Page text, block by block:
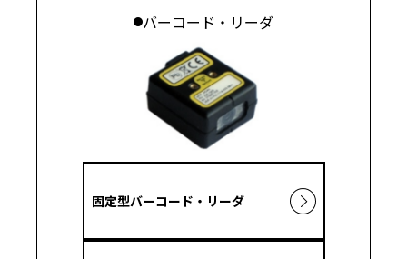
バーコード・リーダ
固定型バーコード・リーダ